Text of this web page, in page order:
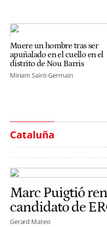
Muere un hombre tras ser
apuñalado en el cuello en el
distrito de Nou Barris
Miriam Saint-Germain
Cataluña
Marc Puigtió
candidato de
Gerard Mateo